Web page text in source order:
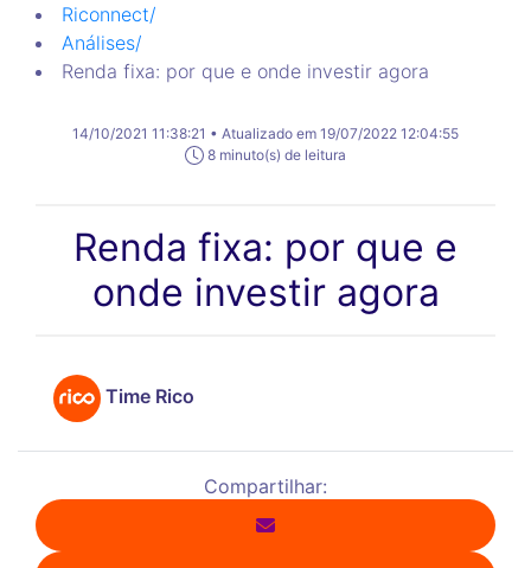
Riconnect/
Análises/
Renda fixa: por que e onde investir agora
14/10/2021 11:38:21 • Atualizado em 19/07/2022 12:04:55
8 minuto(s) de leitura
Renda fixa: por que e
onde investir agora
Time Rico
Compartilhar: